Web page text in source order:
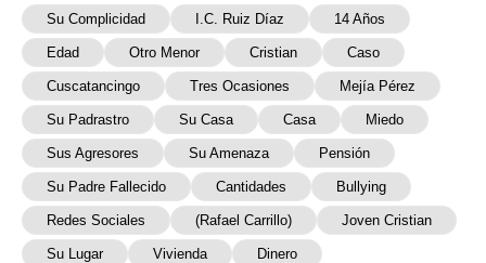
Su Complicidad I.C. Ruiz Díaz 14 Años
Edad Otro Menor Cristian Caso
Cuscatancingo Tres Ocasiones Mejía Pérez
Su Padrastro Su Casa Casa Miedo
Sus Agresores Su Amenaza Pensión
Su Padre Fallecido Cantidades Bullying
Redes Sociales (Rafael Carrillo) Joven Cristian
Su Lugar Vivienda Dinero